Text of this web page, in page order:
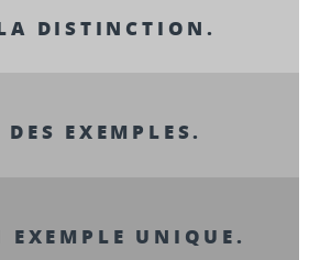
DISTINCTION.
DES EXEMPLES.
EXEMPLE UNIQUE.